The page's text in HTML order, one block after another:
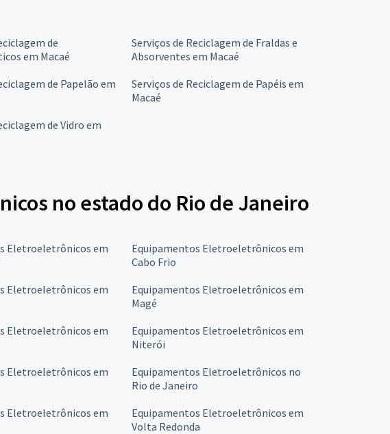
de
em Macaé
Serviços de Reciclagem de Fraldas e
Absorventes em Macaé
de Papelão em
Serviços de Reciclagem de Papéis em
Macaé
de Vidro em
no estado do Rio de Janeiro
Eletroeletrônicos em
Equipamentos Eletroeletrônicos em
Cabo Frio
Eletroeletrônicos em
Equipamentos Eletroeletrônicos em
Magé
Eletroeletrônicos em
Equipamentos Eletroeletrônicos em
Niterói
Eletroeletrônicos em
Equipamentos Eletroeletrônicos no
Rio de Janeiro
Eletroeletrônicos em
Equipamentos Eletroeletrônicos em
Volta Redonda